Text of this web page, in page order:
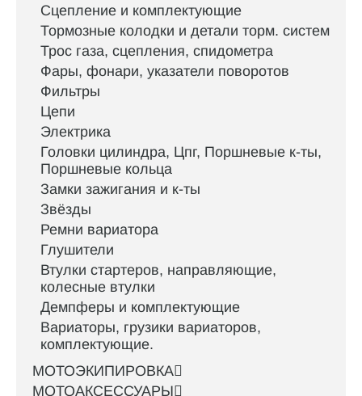
Сцепление и комплектующие
Тормозные колодки и детали торм. систем
Трос газа, сцепления, спидометра
Фары, фонари, указатели поворотов
Фильтры
Цепи
Электрика
Головки цилиндра, Цпг, Поршневые к-ты,
Поршневые кольца
Замки зажигания и к-ты
Звёзды
Ремни вариатора
Глушители
Втулки стартеров, направляющие,
колесные втулки
Демпферы и комплектующие
Вариаторы, грузики вариаторов,
комплектующие.
МОТОЭКИПИРОВКА
МОТОАКСЕССУАРЫ